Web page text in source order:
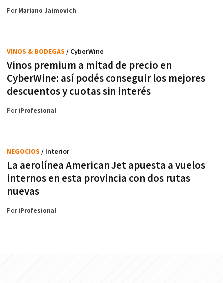
PorMariano Jaimovich
Vinos premium a mitad de precio en
CyberWine: así podés conseguir los mejores
descuentos y cuotas sin interés
VINOS & BODEGAS / CyberWine
PoriProfesional
La aerolínea American Jet apuesta a vuelos
internos en esta provincia con dos rutas
nuevas
NEGOCIOS / Interior
PoriProfesional